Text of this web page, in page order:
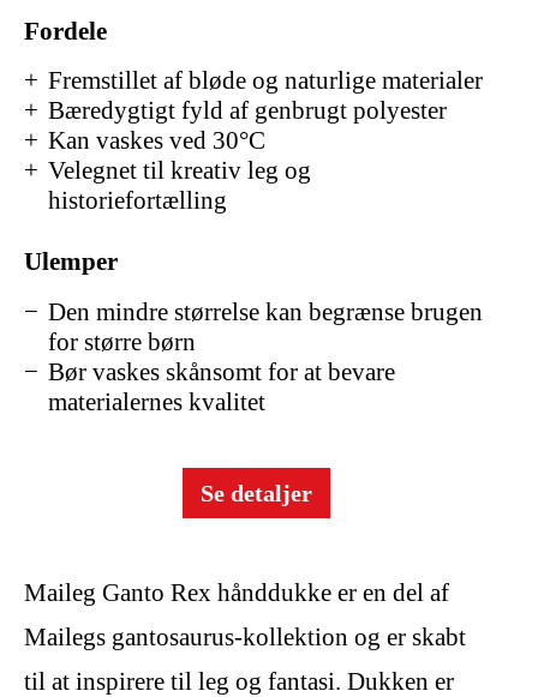
Maileg Ganto Rex hånddukke er en del af
Mailegs gantosaurus-kollektion og er skabt
til at inspirere til leg og fantasi. Dukken er
Fordele
Fremstillet af bløde og naturlige materialer
Bæredygtigt fyld af genbrugt polyester
Kan vaskes ved 30°C
Velegnet til kreativ leg og
historiefortælling
Ulemper
Den mindre størrelse kan begrænse brugen
for større børn
Bør vaskes skånsomt for at bevare
materialernes kvalitet
Se detaljer